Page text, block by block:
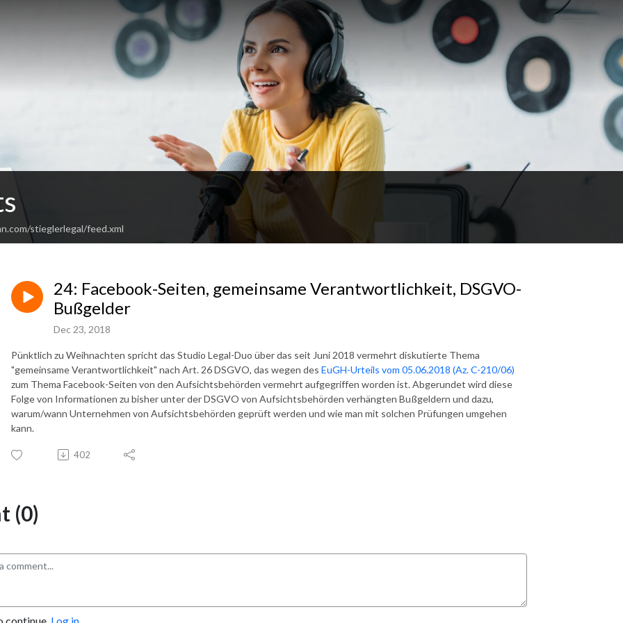
stieglerlegal/feed.xml
24: Facebook-Seiten, gemeinsame Verantwortlichkeit, DSGVO-
Bußgelder
Dec 23, 2018
Pünktlich zu Weihnachten spricht das Studio Legal-Duo über das seit Juni 2018 vermehrt diskutierte Thema
"gemeinsame Verantwortlichkeit" nach Art. 26 DSGVO, das wegen des EuGH-Urteils vom 05.06.2018 (Az. C-210/06)
zum Thema Facebook-Seiten von den Aufsichtsbehörden vermehrt aufgegriffen worden ist. Abgerundet wird diese
Folge von Informationen zu bisher unter der DSGVO von Aufsichtsbehörden verhängten Bußgeldern und dazu,
warum/wann Unternehmen von Aufsichtsbehörden geprüft werden und wie man mit solchen Prüfungen umgehen
kann.
402
(0)